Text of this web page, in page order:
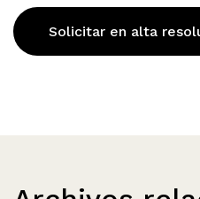
Solicitar en alta